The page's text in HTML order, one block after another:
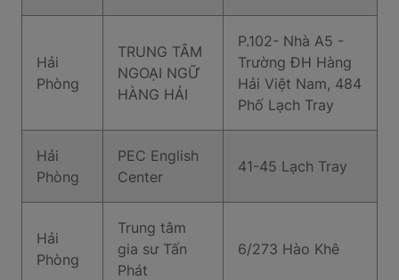
Hải
Phòng
TRUNG TÂM
NGOẠI NGỮ
HÀNG HẢI
P.102- Nhà A5 -
Trường ĐH Hàng
Hải Việt Nam, 484
Phố Lạch Tray
Hải
Phòng
PEC English
Center
41-45 Lạch Tray
Hải
Phòng
Trung tâm
gia sư Tấn
Phát
6/273 Hào Khê